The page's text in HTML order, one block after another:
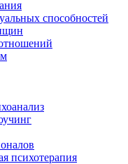
способностей
психотерапия